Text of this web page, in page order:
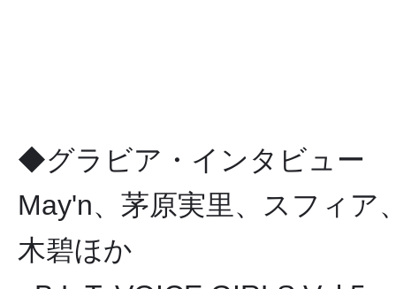
◆グラビア・インタビュー
May'n、茅原実里、スフィア
木碧ほか